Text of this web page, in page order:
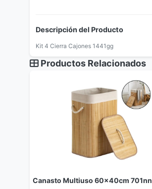
Descripción del Producto
Kit 4 Cierra Cajones 1441gg
Productos Relacionados
Canasto Multiuso 60x40cm 701nn